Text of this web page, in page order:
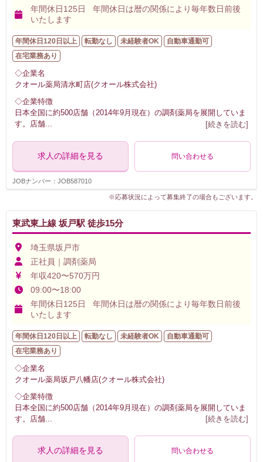
年間休日125日 年間休日は暦の関係により毎年数日前後
いたします
年間休日120日以上 転勤なし 未経験者OK
自動車通勤可
在宅業務あり
◇企業名
クオール薬局清水町店(クオール株式会社)
◇企業特徴
日本全国に約500店舗（2014年9月現在）の調剤薬局を展開していま
す。店舗... [続きを読む]
求人の詳細を見る 問い合わせる
JOBナンバー：JOB587010
※応募状況によって募集終了の場合もございます。
東武東上線 坂戸駅 徒歩15分
埼玉県坂戸市
正社員｜調剤薬局
年収420〜570万円
09:00〜18:00
年間休日125日 年間休日は暦の関係により毎年数日前後
いたします
年間休日120日以上 転勤なし 未経験者OK
自動車通勤可
在宅業務あり
◇企業名
クオール薬局坂戸八幡店(クオール株式会社)
◇企業特徴
日本全国に約500店舗（2014年9月現在）の調剤薬局を展開していま
す。店舗
[続きを読む]
求人の詳細を見る 問い合わせる